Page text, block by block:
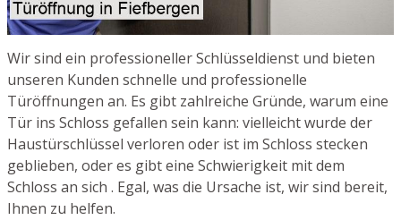
Wir sind ein professioneller Schlüsseldienst und bieten
unseren Kunden schnelle und professionelle
Türöffnungen an. Es gibt zahlreiche Gründe, warum eine
Tür ins Schloss gefallen sein kann: vielleicht wurde der
Haustürschlüssel verloren oder ist im Schloss stecken
geblieben, oder es gibt eine Schwierigkeit mit dem
Schloss an sich . Egal, was die Ursache ist, wir sind bereit,
Ihnen zu helfen.